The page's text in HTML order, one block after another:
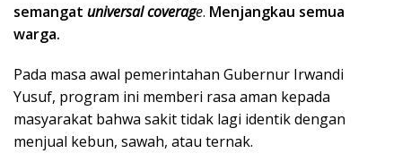
semangat universal coverage. Menjangkau semua
warga.
Pada masa awal pemerintahan Gubernur Irwandi
Yusuf, program ini memberi rasa aman kepada
masyarakat bahwa sakit tidak lagi identik dengan
menjual kebun, sawah, atau ternak.